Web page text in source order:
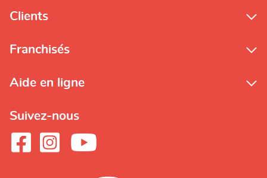
Clients
Franchisés
Aide en ligne
Suivez-nous